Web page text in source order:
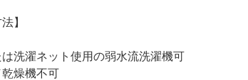
】
は洗濯ネット使用の弱水流洗濯機可
乾燥機不可